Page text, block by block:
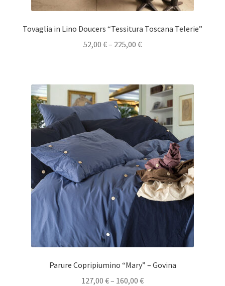
Tovaglia in Lino Doucers “Tessitura Toscana Telerie”
52,00 €– 225,00 €
Parure Copripiumino “Mary” – Govina
127,00 €– 160,00 €